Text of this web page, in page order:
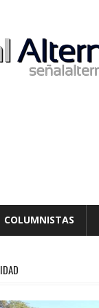
COLUMNISTAS